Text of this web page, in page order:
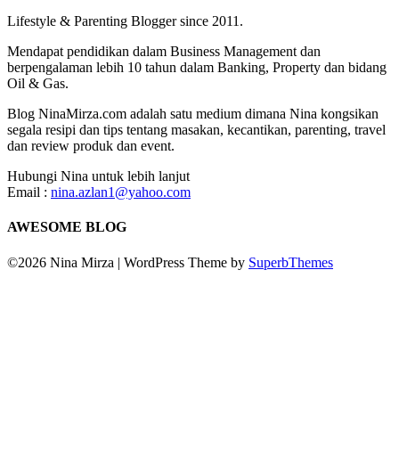
Lifestyle & Parenting Blogger since 2011.
Mendapat pendidikan dalam Business Management dan
berpengalaman lebih 10 tahun dalam Banking, Property dan bidang
Oil & Gas.
Blog NinaMirza.com adalah satu medium dimana Nina kongsikan
segala resipi dan tips tentang masakan, kecantikan, parenting, travel
dan review produk dan event.
Hubungi Nina untuk lebih lanjut
Email : nina.azlan1@yahoo.com
AWESOME BLOG
©2026 Nina Mirza | WordPress Theme by SuperbThemes